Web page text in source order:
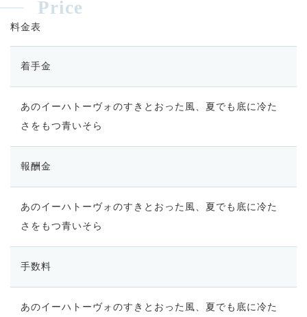
Price
料金表
着手金
あのイーハトーヴォのすきとおった風、夏でも底に冷た
さをもつ青いそら
報酬金
あのイーハトーヴォのすきとおった風、夏でも底に冷た
さをもつ青いそら
手数料
あのイーハトーヴォのすきとおった風、夏でも底に冷た